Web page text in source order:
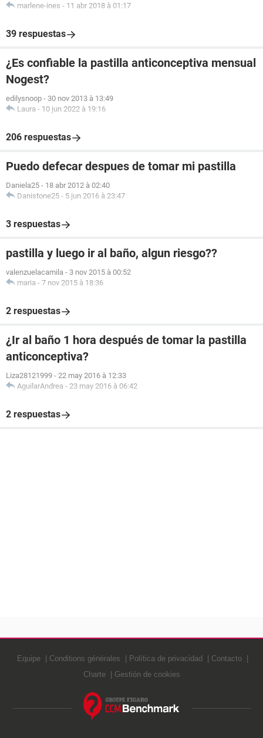
marlene-ines - 11 abr 2018 à 01:17
39 respuestas
¿Es confiable la pastilla anticonceptiva mensual
Nogest?
edilysnoop - 30 nov 2013 à 13:49
Laura - 10 jun 2022 à 19:16
206 respuestas
Puedo defecar despues de tomar mi pastilla
Daniela25 - 18 abr 2012 à 02:40
Danistone25 - 5 jun 2016 à 23:47
3 respuestas
pastilla y luego ir al baño, algun riesgo??
valenzuelacamila - 3 nov 2015 à 00:52
maria - 7 nov 2015 à 18:36
2 respuestas
¿Ir al baño 1 hora después de tomar la pastilla
anticonceptiva?
Liza28121999 - 22 may 2016 à 12:33
AguilarAndrea - 23 may 2016 à 06:42
2 respuestas
Equipe Conditions générales Política de privacidad
Contacto
Charte
Gestión de cookies